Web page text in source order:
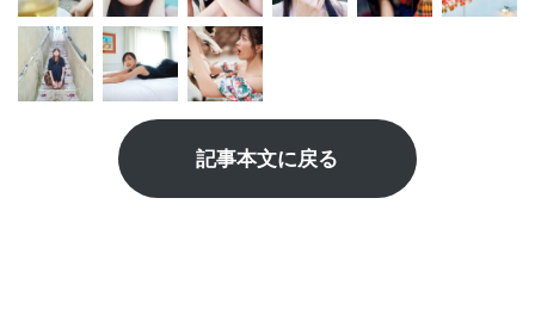
記事本文に戻る